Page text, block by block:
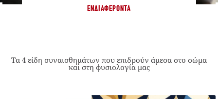
ΕΝΔΙΑΦΈΡΟΝΤΑ
Τα 4 είδη συναισθημάτων που επιδρούν άμεσα στο σώμα
και στη φυσιολογία μας